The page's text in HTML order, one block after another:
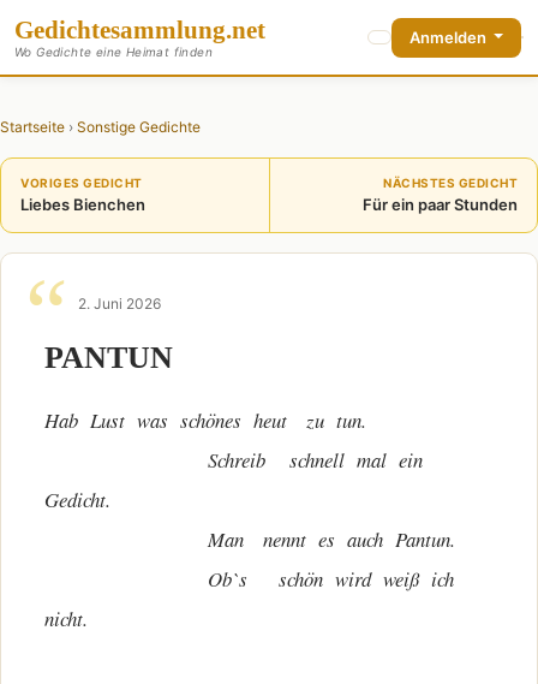
Gedichtesammlung.net
Wo Gedichte eine Heimat finden
Anmelden
Startseite › Sonstige Gedichte
VORIGES GEDICHT
Liebes Bienchen
NÄCHSTES GEDICHT
Für ein paar Stunden
2. Juni 2026
PANTUN
Hab Lust was schönes heut zu tun.
Schreib schnell mal ein
Gedicht.
Man nennt es auch Pantun.
Ob`s schön wird weiß ich
nicht.